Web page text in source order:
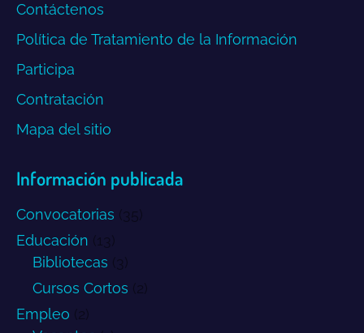
Contáctenos
Política de Tratamiento de la Información
Participa
Contratación
Mapa del sitio
Información publicada
Convocatorias (35)
Educación (13)
Bibliotecas (3)
Cursos Cortos (2)
Empleo (2)